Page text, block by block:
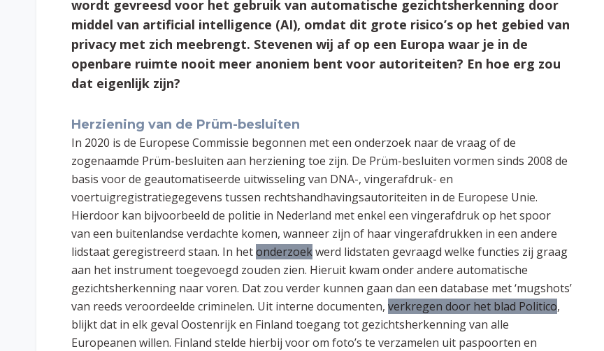
wordt gevreesd voor het gebruik van automatische gezichtsherkenning door
middel van artificial intelligence (AI), omdat dit grote risico’s op het gebied van
privacy met zich meebrengt. Stevenen wij af op een Europa waar je in de
openbare ruimte nooit meer anoniem bent voor autoriteiten? En hoe erg zou
dat eigenlijk zijn?
Herziening van de Prüm-besluiten
In 2020 is de Europese Commissie begonnen met een onderzoek naar de vraag of de
zogenaamde Prüm-besluiten aan herziening toe zijn. De Prüm-besluiten vormen sinds 2008 de
basis voor de geautomatiseerde uitwisseling van DNA-, vingerafdruk- en
voertuigregistratiegegevens tussen rechtshandhavingsautoriteiten in de Europese Unie.
Hierdoor kan bijvoorbeeld de politie in Nederland met enkel een vingerafdruk op het spoor
van een buitenlandse verdachte komen, wanneer zijn of haar vingerafdrukken in een andere
lidstaat geregistreerd staan. In hetonderzoekwerd lidstaten gevraagd welke functies zij graag
aan het instrument toegevoegd zouden zien. Hieruit kwam onder andere automatische
gezichtsherkenning naar voren. Dat zou verder kunnen gaan dan een database met ‘mugshots’
van reeds veroordeelde criminelen. Uit interne documenten, verkregen door het blad Politico,
blijkt dat in elk geval Oostenrijk en Finland toegang tot gezichtsherkenning van alle
Europeanen willen. Finland stelde hierbij voor om foto’s te verzamelen uit paspoorten en